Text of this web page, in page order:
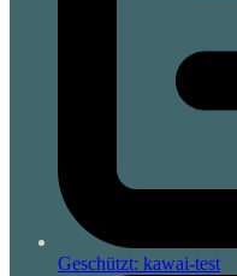
Geschützt: kawai-test